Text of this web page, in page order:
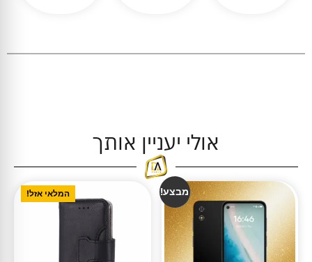
אולי יעניין אותך
מבצע! המלאי אזל!